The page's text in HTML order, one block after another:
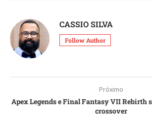
CASSIO SILVA
Follow Author
Próximo
Apex Legends e Final Fantasy VII Rebirth
crossover